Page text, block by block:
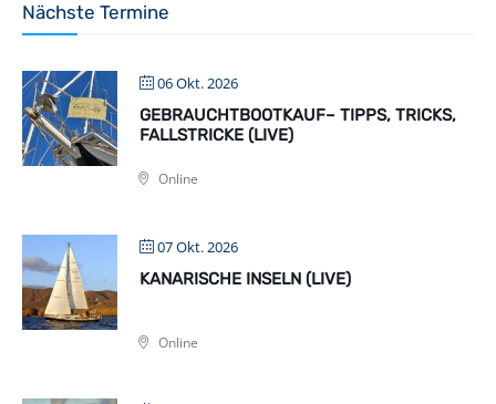
Nächste Termine
06 Okt. 2026
GEBRAUCHTBOOTKAUF– TIPPS, TRICKS,
FALLSTRICKE (LIVE)
Online
07 Okt. 2026
KANARISCHE INSELN (LIVE)
Online